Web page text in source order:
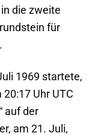
die zweite
für
1969 startete,
Uhr UTC
auf der
am 21. Juli,